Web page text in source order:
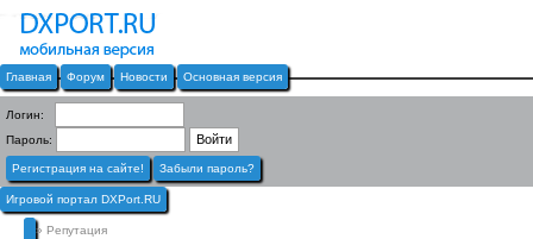
Главная Форум Новости Основная версия
Логин:
Пароль:
Регистрация на сайте! Забыли пароль?
Игровой портал DXPort.RU
» Репутация